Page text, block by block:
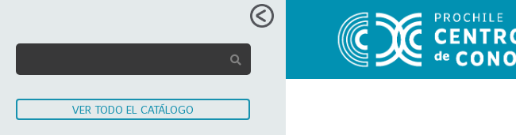
VER TODO EL CATÁLOGO